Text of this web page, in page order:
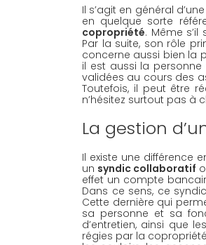
Il s’agit en général
en quelque sorte
copropriété. Même
Par la suite, son rôle
concerne aussi bien la
il est aussi la
validées au cours des
Toutefois, il peut être
n’hésitez surtout pas à
La gestion
Il existe une différence
un syndic collaboratif
effet un compte
Dans ce sens, ce
Cette dernière qui
sa personne et sa
d’entretien, ainsi que
régies par la